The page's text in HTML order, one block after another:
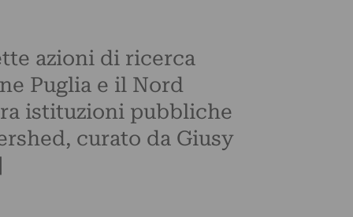
azioni di ricerca
Puglia e il Nord
istituzioni pubbliche
curato da Giusy